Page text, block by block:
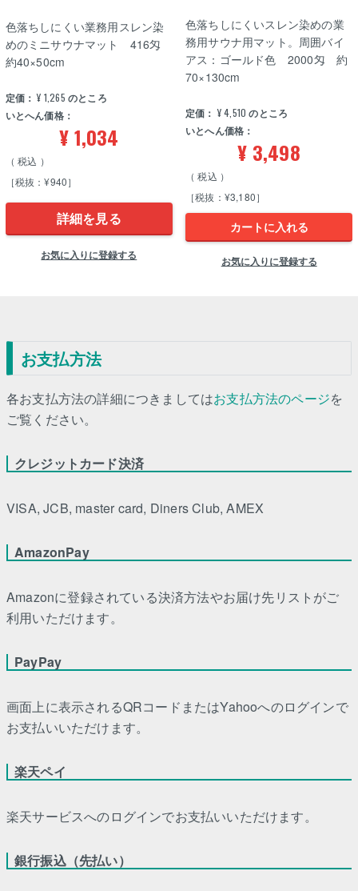
定価： ¥ 1,265 のところ
いとへん価格：
¥1,034
税込
［税抜：¥940］
色落ちしにくい業務用スレン染
めのミニサウナマット 416匁
約40×50cm
詳細を見る
お気に入りに登録する
定価： ¥4,510 のところ
いとへん価格：
¥ 3,498
税込
［税抜：¥3,180］
色落ちしにくいスレン染めの業
務用サウナ用マット。周囲バイ
アス：ゴールド色 2000匁 約
70×130cm
カートに入れる
お気に入りに登録する
お支払方法
各お支払方法の詳細につきましてはお支払方法のページを
ご覧ください。
クレジットカード決済
VISA, JCB, master card, Diners Club, AMEX
AmazonPay
Amazonに登録されている決済方法やお届け先リストがご
利用いただけます。
PayPay
画面上に表示されるQRコードまたはYahooへのログインで
お支払いいただけます。
楽天ペイ
楽天サービスへのログインでお支払いいただけます。
銀行振込（先払い）